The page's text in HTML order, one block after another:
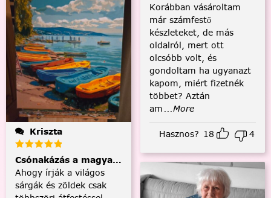
Kriszta
Csónakázás a magyar tengeren
Ahogy írják a világos
sárgák és zöldek csak
Korábban vásároltam
már számfestő
készleteket, de más
oldalról, mert ott
olcsóbb volt, és
gondoltam ha ugyanazt
kapom, miért fizetnék
többet? Aztán
am ...More
Hasznos? 18 4